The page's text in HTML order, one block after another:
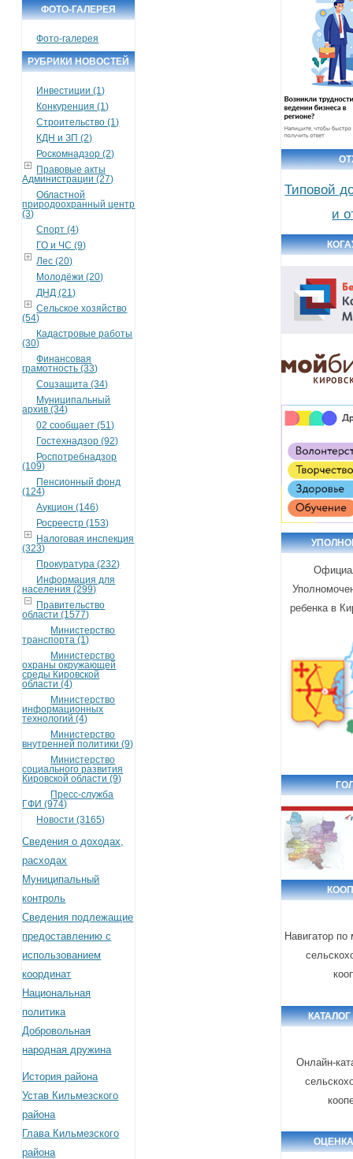
ФОТО-ГАЛЕРЕЯ
Фото-галерея
РУБРИКИ НОВОСТЕЙ
Инвестиции (1)
Конкуренция (1)
Строительство (1)
КДН и ЗП (2)
Роскомнадзор (2)
Правовые акты
Администрации (27)
Областной
природоохранный центр
(3)
Спорт (4)
ГО и ЧС (9)
Лес (20)
Молодёжи (20)
ДНД (21)
Сельское хозяйство
(54)
Кадастровые работы
(30)
Финансовая
грамотность (33)
Соцзащита (34)
Муниципальный
архив (34)
02 сообщает (51)
Гостехнадзор (92)
Роспотребнадзор
(109)
Пенсионный фонд
(124)
Аукцион (146)
Росреестр (153)
Налоговая инспекция
(323)
Прокуратура (232)
Информация для
населения (299)
Правительство
области (1577)
Министерство
транспорта (1)
Министерство
охраны окружающей
среды Кировской
области (4)
Министерство
информационных
технологий (4)
Министерство
внутренней политики (9)
Министерство
социального развития
Кировской области (9)
Пресс-служба
ГФИ (974)
Новости (3165)
Сведения о доходах,
расходах
Муниципальный
контроль
Сведения подлежащие
предоставлению с
использованием
координат
Национальная
политика
Добровольная
народная дружина
История района
Устав Кильмезского
района
Глава Кильмезского
района
Типовой
и
ребенка в
Навигатор
Онлайн-